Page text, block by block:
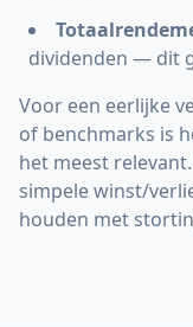
dividenden — dit
Voor een eerlijke
of benchmarks is
het meest
simpele winst/
houden met